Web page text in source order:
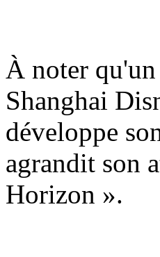
À noter
Shanghai
développe
agrandit son
Horizon ».